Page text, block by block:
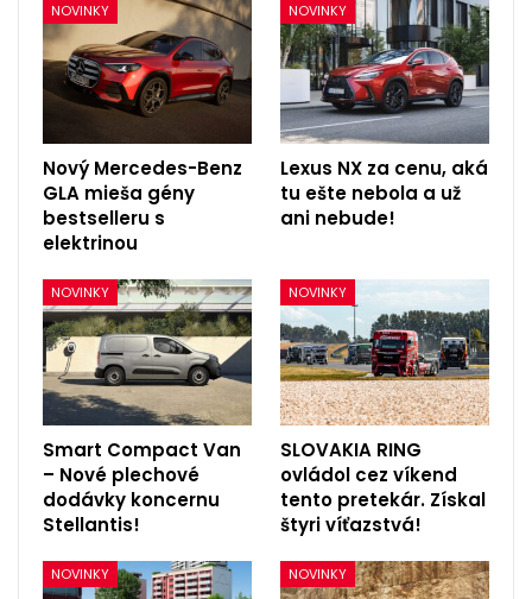
NOVINKY
Nový Mercedes-Benz
GLA mieša gény
bestselleru s
elektrinou
NOVINKY
Lexus NX za cenu, aká
tu ešte nebola a už
ani nebude!
NOVINKY
Smart Compact Van
– Nové plechové
dodávky koncernu
Stellantis!
NOVINKY
SLOVAKIA RING
ovládol cez víkend
tento pretekár. Získal
štyri víťazstvá!
NOVINKY NOVINKY